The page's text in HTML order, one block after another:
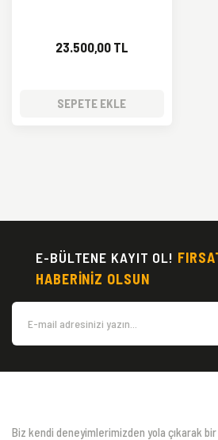
23.500,00 TL
SEPETE EKLE
E-BÜLTENE KAYIT OL!
HABERİNİZ OLSUN
Biz kendi deneyimlerimizden yola çıkarak